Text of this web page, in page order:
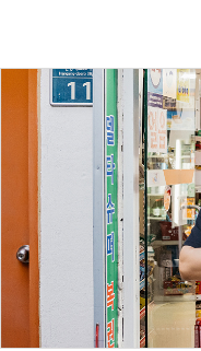
한강대로100